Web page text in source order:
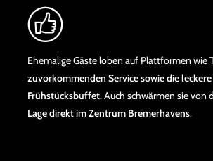
Ehemalige Gäste loben auf Plattformen wie
zuvorkommenden Service sowie die
Frühstücksbuffet. Auch schwärmen sie von
Lage direkt im Zentrum Bremerhavens.